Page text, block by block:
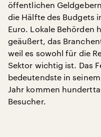
öffentlichen
die Hälfte des Budgets
Euro. Lokale Behörden
geäußert, das
weil es sowohl für die
Sektor wichtig ist. Das
bedeutendste in
Jahr kommen
Besucher.